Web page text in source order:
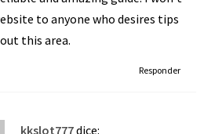
to anyone who desires tips
this area.
Responder
kkslot777dice: